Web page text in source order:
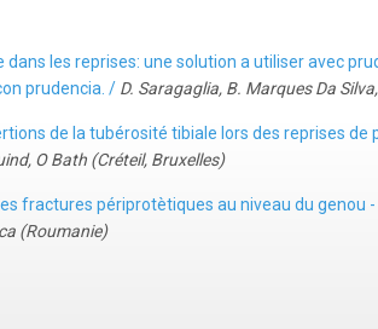
les reprises: une solution a utiliser avec
prudencia. / D. Saragaglia, B. Marques Da
de la tubérosité tibiale lors des reprises
O Bath (Créteil, Bruxelles)
fractures périprotètiques au niveau du genou
(Roumanie)